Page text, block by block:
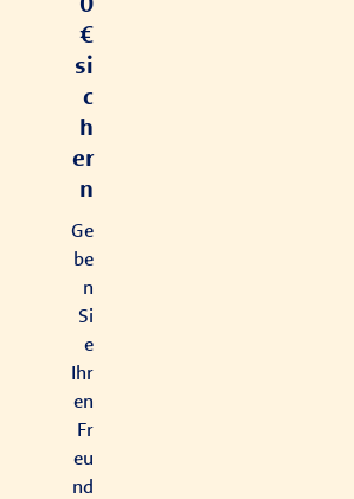
€
si
c
h
er
n
Ge
be
n
Si
e
Ihr
en
Fr
eu
nd